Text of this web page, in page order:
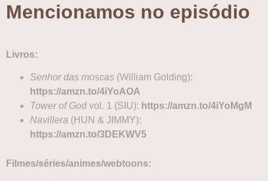
Mencionamos no episódio
Livros:
Senhor das moscas (William Golding):
https://amzn.to/4iYoAOA
Tower of God vol. 1 (SIU): https://amzn.to/4iYoMgM
Navillera (HUN & JIMMY):
https://amzn.to/3DEKWV5
Filmes/séries/animes/webtoons: